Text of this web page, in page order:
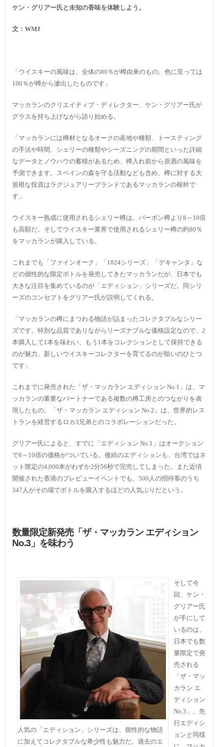
ケン・グリアー氏と未知の香味を体験しよう。
文： WMJ
「ウイスキーの風味は、全体の80％が樽由来のもの。色に至っては
100％が樽から滲出したものです」
マッカランのクリエイティブ・ディレクター、ケン・グリアー氏が
グラスを持ち上げながら語り始める。
「マッカランには樽材となるオークの産地や種類、トースティング
の手法や時間、シェリーの種類やシーズニングの期間といった詳細
なデータとノウハウの蓄積があるため、樽入れ前から原酒の風味を
予測できます。スペインの森を守る活動なども含め、樽に対する大
規模な投資はラグジュアリーブランドであるマッカランの根幹で
す」
ウイスキー熟成に使用されるシェリー樽は、バーボン樽より8～10倍
も高額だ。そしてウイスキー業界で使用されるシェリー樽の約80％
をマッカランが購入している。
これまでも「ファインオーク」「1824シリーズ」「デキャンタ」な
どの個性的な限定ボトルを発売してきたマッカランだが、日本でも
大きな注目を集めているのが「エディション」シリーズだ。同シリ
ーズのコンセプトをグリアー氏が説明してくれる。
「マッカランの樽にまつわる物語が詰まったコレクタブルなシリー
ズです。特別な品質でありながらリーズナブルな価格設定なので、2
本購入して1本を味わい、もう1本をコレクションとして保持できる
のが魅力。新しいウイスキーコレクターを育てるのが狙いのひとつ
です」
これまでに発売された「ザ・マッカラン エディション No.1」は、マ
ッカランの重要なパートナーである複数の樽工房とのつながりを表
現したもの。「ザ・マッカラン エディション No.2」は、世界的レス
トランを経営するロカ3兄弟とのコラボレーションだった。
グリアー氏によると、すでに「エディション No.1」はオークション
で8～10倍の価格がついている。後続のエディションも、台湾ではネ
ット限定の4,000本がわずか2分56秒で完売してしまった。また近頃
開催された香港のプレビューイベントでも、500人の招待客のうち
347人がその場でボトルを購入するほどの人気ぶりだという。
数量限定新発売「ザ・マッカラン エディション
No.3」を味わう
人気の「エディション」シリーズは、個性的な物語
に加えてコレクタブルな希少性も魅力だ。過去のエ
そして今
回、ケン・
グリアー氏
が手にして
いるのは、
日本でも数
量限定で発
売される
「ザ・マッ
カラン エ
ディション
No.3」。先
行エディシ
ョンと同様